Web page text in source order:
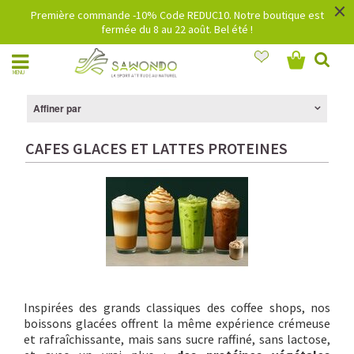
Première commande -10% Code REDUC10. Notre boutique est
fermée du 8 au 22 août. Bel été !
×
MENU
Affiner par
CAFES GLACES ET LATTES PROTEINES
Inspirées des grands classiques des coffee shops, nos
boissons glacées offrent la même expérience crémeuse
et rafraîchissante, mais sans sucre raffiné, sans lactose,